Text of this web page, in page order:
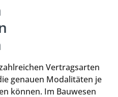
Vertragsarten
genauen Modalitäten je
können. Im Bauwesen